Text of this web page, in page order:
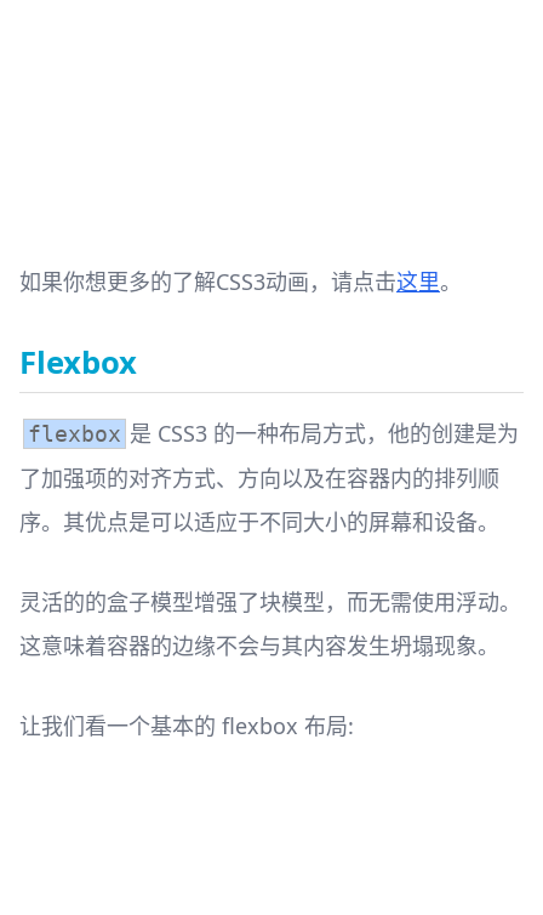
如果你想更多的了解CSS3动画，请点击这里。
Flexbox
flexbox 是 CSS3 的一种布局方式，他的创建是为
了加强项的对齐方式、方向以及在容器内的排列顺
序。其优点是可以适应于不同大小的屏幕和设备。
灵活的的盒子模型增强了块模型，而无需使用浮动。
这意味着容器的边缘不会与其内容发生坍塌现象。
让我们看一个基本的 flexbox 布局: